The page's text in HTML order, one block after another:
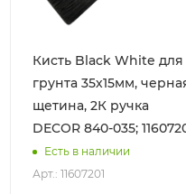
Кисть Black White для
грунта 35х15мм,
щетина, 2К ручка
DECOR 840-035;
Есть в наличии
Арт.: 11607201